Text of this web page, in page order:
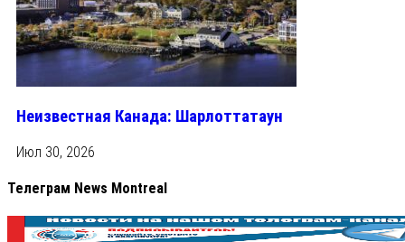
Неизвестная Канада: Шарлоттатаун
Июл 30, 2026
Телеграм News Montreal